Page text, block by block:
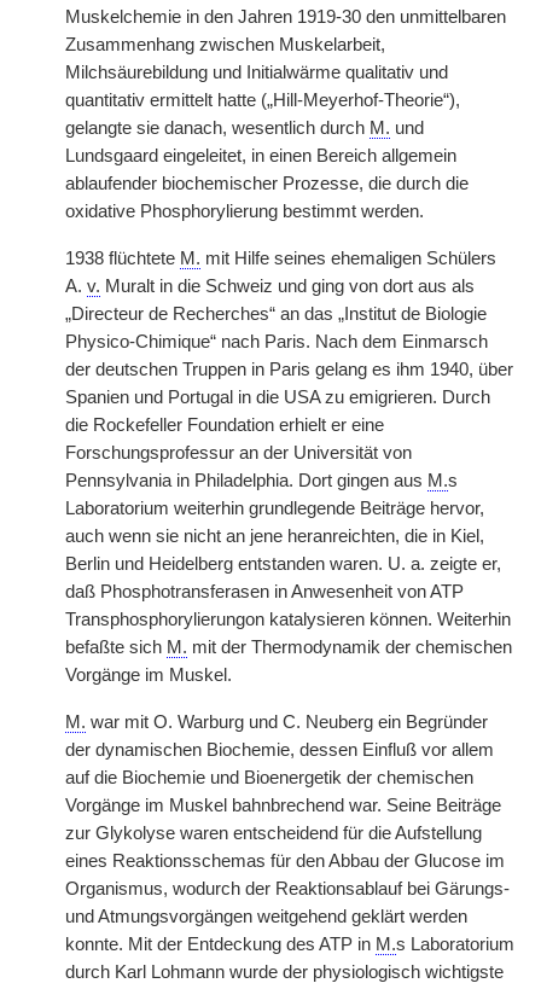
Muskelchemie in den Jahren 1919-30 den unmittelbaren
Zusammenhang zwischen Muskelarbeit,
Milchsäurebildung und Initialwärme qualitativ und
quantitativ ermittelt hatte („Hill-Meyerhof-Theorie“),
gelangte sie danach, wesentlich durch M. und
Lundsgaard eingeleitet, in einen Bereich allgemein
ablaufender biochemischer Prozesse, die durch die
oxidative Phosphorylierung bestimmt werden.
1938 flüchtete M. mit Hilfe seines ehemaligen Schülers
A. v. Muralt in die Schweiz und ging von dort aus als
„Directeur de Recherches“ an das „Institut de Biologie
Physico-Chimique“ nach Paris. Nach dem Einmarsch
der deutschen Truppen in Paris gelang es ihm 1940, über
Spanien und Portugal in die USA zu emigrieren. Durch
die Rockefeller Foundation erhielt er eine
Forschungsprofessur an der Universität von
Pennsylvania in Philadelphia. Dort gingen aus M.s
Laboratorium weiterhin grundlegende Beiträge hervor,
auch wenn sie nicht an jene heranreichten, die in Kiel,
Berlin und Heidelberg entstanden waren. U. a. zeigte er,
daß Phosphotransferasen in Anwesenheit von ATP
Transphosphorylierungon katalysieren können. Weiterhin
befaßte sich M. mit der Thermodynamik der chemischen
Vorgänge im Muskel.
M. war mit O. Warburg und C. Neuberg ein Begründer
der dynamischen Biochemie, dessen Einfluß vor allem
auf die Biochemie und Bioenergetik der chemischen
Vorgänge im Muskel bahnbrechend war. Seine Beiträge
zur Glykolyse waren entscheidend für die Aufstellung
eines Reaktionsschemas für den Abbau der Glucose im
Organismus, wodurch der Reaktionsablauf bei Gärungs-
und Atmungsvorgängen weitgehend geklärt werden
konnte. Mit der Entdeckung des ATP in M.s Laboratorium
durch Karl Lohmann wurde der physiologisch wichtigste